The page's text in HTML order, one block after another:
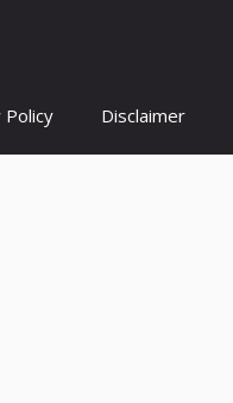
Policy Disclaimer